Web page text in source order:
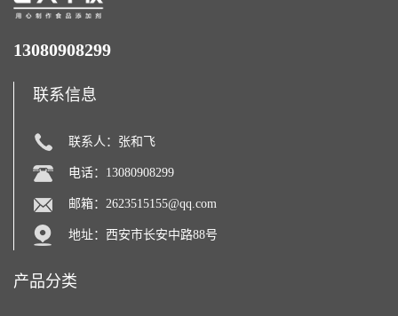
13080908299
联系信息
联系人：张和飞
电话：13080908299
邮箱： 2623515155@qq.com
地址：西安市长安中路88号
产品分类